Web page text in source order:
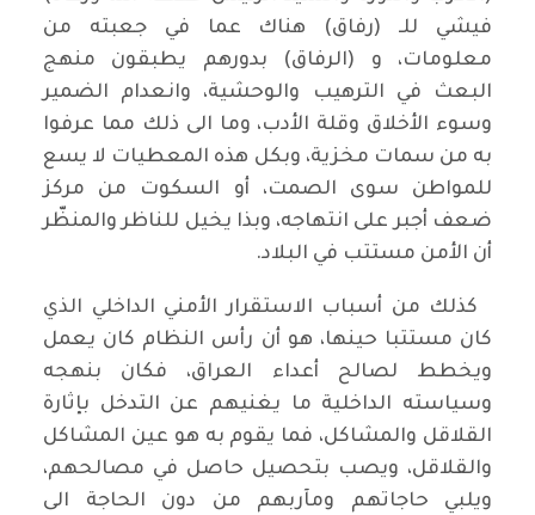
فيشي للـ (رفاق) هناك عما في جعبته من
معلومات، و (الرفاق) بدورهم يطبقون منهج
البعث في الترهيب والوحشية، وانعدام الضمير
وسوء الأخلاق وقلة الأدب، وما الى ذلك مما عرفوا
به من سمات مخزية، وبكل هذه المعطيات لا يسع
للمواطن سوى الصمت، أو السكوت من مركز
ضعف أجبر على انتهاجه، وبذا يخيل للناظر والمنظّر
أن الأمن مستتب في البلاد.
كذلك من أسباب الاستقرار الأمني الداخلي الذي
كان مستتبا حينها، هو أن رأس النظام كان يعمل
ويخطط لصالح أعداء العراق، فكان بنهجه
وسياسته الداخلية ما يغنيهم عن التدخل بإثارة
القلاقل والمشاكل، فما يقوم به هو عين المشاكل
والقلاقل، ويصب بتحصيل حاصل في مصالحهم،
ويلبي حاجاتهم ومآربهم من دون الحاجة الى